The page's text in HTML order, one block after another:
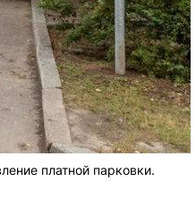
платной парковки.